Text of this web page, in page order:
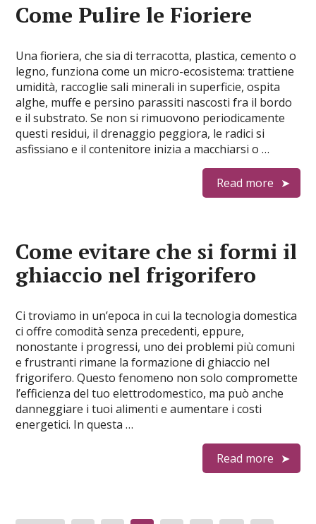
Come Pulire le Fioriere
Una fioriera, che sia di terracotta, plastica, cemento o
legno, funziona come un micro-ecosistema: trattiene
umidità, raccoglie sali minerali in superficie, ospita
alghe, muffe e persino parassiti nascosti fra il bordo
e il substrato. Se non si rimuovono periodicamente
questi residui, il drenaggio peggiora, le radici si
asfissiano e il contenitore inizia a macchiarsi o …
Read more
Come evitare che si formi il
ghiaccio nel frigorifero
Ci troviamo in un’epoca in cui la tecnologia domestica
ci offre comodità senza precedenti, eppure,
nonostante i progressi, uno dei problemi più comuni
e frustranti rimane la formazione di ghiaccio nel
frigorifero. Questo fenomeno non solo compromette
l’efficienza del tuo elettrodomestico, ma può anche
danneggiare i tuoi alimenti e aumentare i costi
energetici. In questa …
Read more